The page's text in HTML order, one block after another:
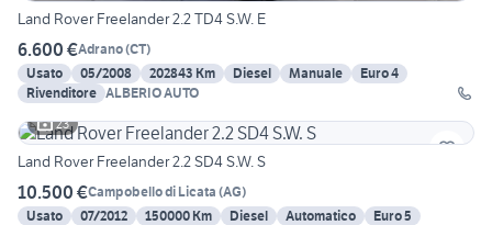
Land Rover Freelander 2.2 TD4 S.W. E
6.600 €Adrano(CT)
Usato
05/2008 202843 Km Diesel Manuale
Euro 4
Rivenditore ALBERIO AUTO
23
Land Rover Freelander 2.2 SD4 S.W. S
10.500 €Campobello di Licata (AG)
Usato
07/2012 150000 Km Diesel Automatico
Euro 5